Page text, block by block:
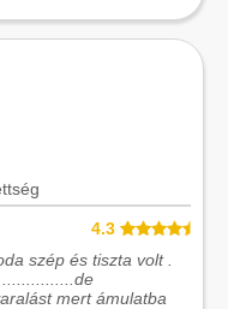
4.3
szép és tiszta volt .
mert ámulatba